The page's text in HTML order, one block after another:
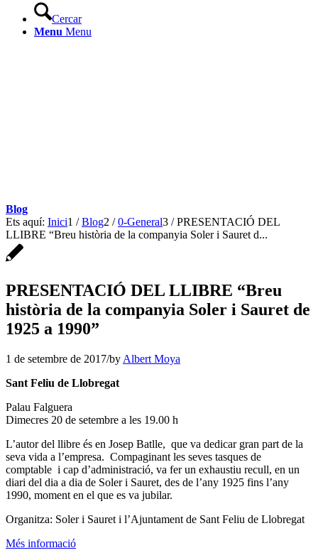
Cercar
Menu Menu
Blog
Ets aquí: Inici1 / Blog2 / 0-General3 / PRESENTACIÓ DEL
LLIBRE “Breu història de la companyia Soler i Sauret d...
PRESENTACIÓ DEL LLIBRE “Breu
història de la companyia Soler i Sauret de
1925 a 1990”
1 de setembre de 2017/by Albert Moya
Sant Feliu de Llobregat
Palau Falguera
Dimecres 20 de setembre a les 19.00 h
L’autor del llibre és en Josep Batlle, que va dedicar gran part de la
seva vida a l’empresa. Compaginant les seves tasques de
comptable i cap d’administració, va fer un exhaustiu recull, en un
diari del dia a dia de Soler i Sauret, des de l’any 1925 fins l’any
1990, moment en el que es va jubilar.
Organitza: Soler i Sauret i l’Ajuntament de Sant Feliu de Llobregat
Més informació